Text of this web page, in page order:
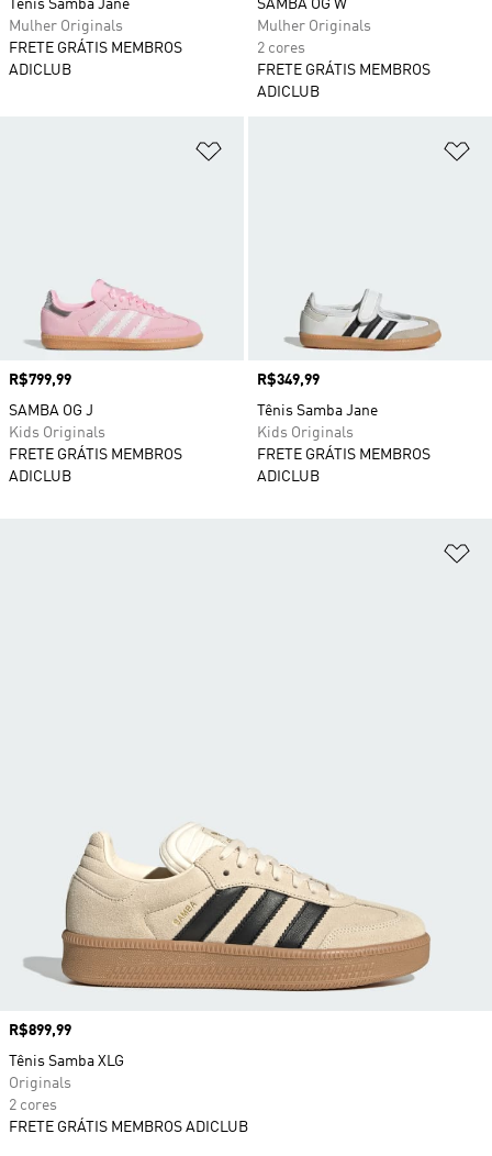
Tênis Samba Jane
Mulher Originals
FRETE GRÁTIS MEMBROS
ADICLUB
SAMBA OG W
Mulher Originals
2 cores
FRETE GRÁTIS MEMBROS
ADICLUB
Preço
R$799,99
SAMBA OG J
Kids Originals
FRETE GRÁTIS MEMBROS
ADICLUB
Preço
R$349,99
Tênis Samba Jane
Kids Originals
FRETE GRÁTIS MEMBROS
ADICLUB
Preço
R$899,99
Tênis Samba XLG
Originals
2 cores
FRETE GRÁTIS MEMBROS ADICLUB